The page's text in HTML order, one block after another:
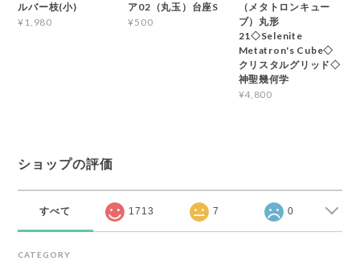
ルバー枝(小)
¥1,980
ア02（丸玉）台座S
¥500
（メタトロンキュー
ブ）丸形
21◇Selenite
Metatron's Cube◇
クリスタルグリッド◇
神聖幾何学
¥4,800
ショップの評価
すべて 1713 7 0
CATEGORY